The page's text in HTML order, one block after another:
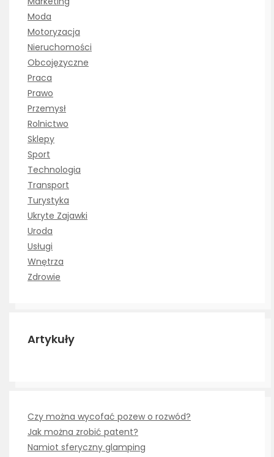
Moda
Motoryzacja
Nieruchomości
Obcojęzyczne
Praca
Prawo
Przemysł
Rolnictwo
Sklepy
Sport
Technologia
Transport
Turystyka
Ukryte Zajawki
Uroda
Usługi
Wnętrza
Zdrowie
Artykuły
Czy można wycofać pozew o rozwód?
Jak można zrobić patent?
Namiot sferyczny glamping